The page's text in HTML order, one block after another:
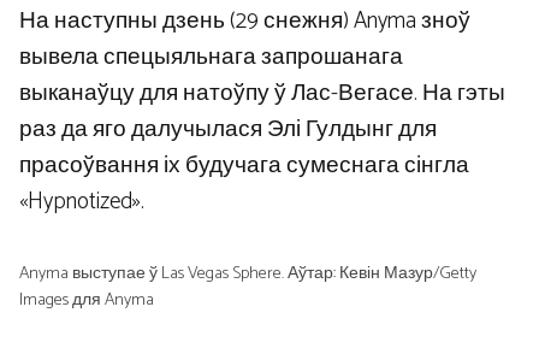
На наступны дзень (29 снежня) Anyma зноў
вывела спецыяльнага запрошанага
выканаўцу для натоўпу ў Лас-Вегасе. На гэты
раз да яго далучылася Элі Гулдынг для
прасоўвання іх будучага сумеснага сінгла
«Hypnotized».
Anyma выступае ў Las Vegas Sphere. Аўтар: Кевін Мазур/Getty
Images для Anyma